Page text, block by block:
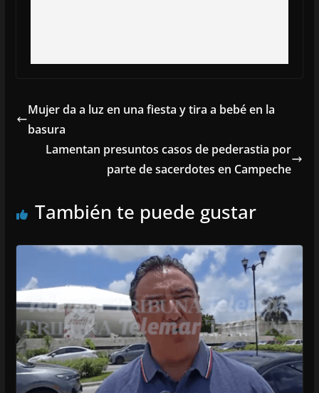
Mujer da a luz en una fiesta y tira a bebé en la
basura
Lamentan presuntos casos de pederastia por
parte de sacerdotes en Campeche
También te puede gustar